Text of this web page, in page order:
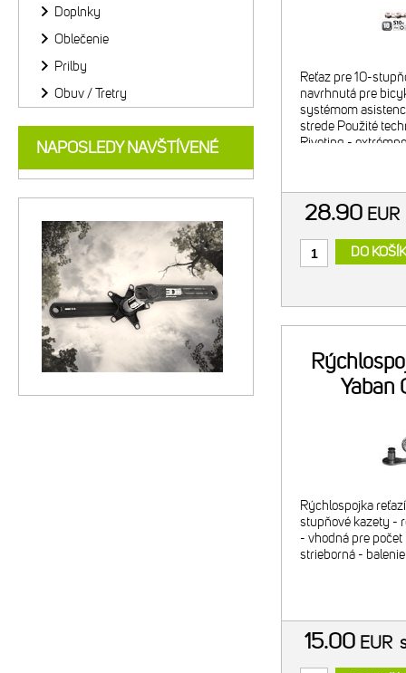
Reťaz pre 10-
navrhnutá pre
systémom
strede Použité
Riveting -
28.90 EUR
DO
Yaban
Rýchlospojka
stupňové kazety -
- vhodná pre
strieborná -
15.00 EUR
Doplnky
Oblečenie
Prilby
Obuv / Tretry
NAPOSLEDY NAVŠTÍVENÉ